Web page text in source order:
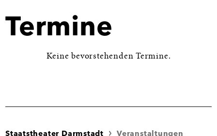
Termine
Keine bevorstehenden Termine.
Staatstheater Darmstadt Veranstaltungen